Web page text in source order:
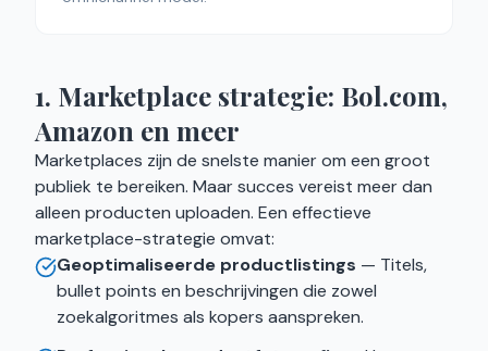
1. Marketplace strategie: Bol.com,
Amazon en meer
Marketplaces zijn de snelste manier om een groot
publiek te bereiken. Maar succes vereist meer dan
alleen producten uploaden. Een effectieve
marketplace-strategie omvat:
Geoptimaliseerde productlistings — Titels,
bullet points en beschrijvingen die zowel
zoekalgoritmes als kopers aanspreken.